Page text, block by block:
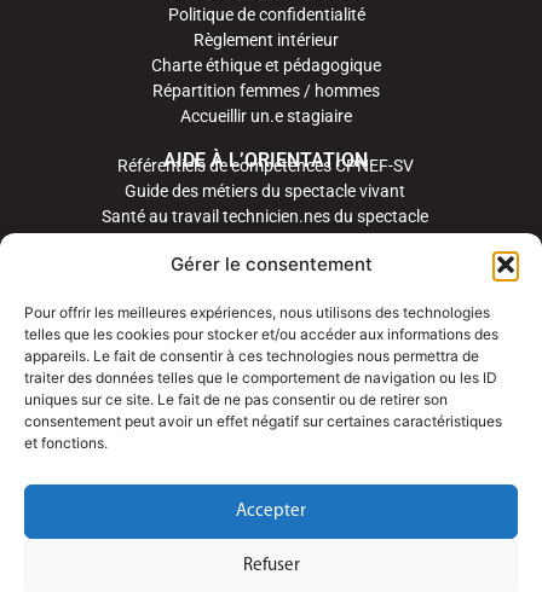
Gérer le consentement
Pour offrir les meilleures expériences, nous utilisons des technologies
telles que les cookies pour stocker et/ou accéder aux informations des
appareils. Le fait de consentir à ces technologies nous permettra de
traiter des données telles que le comportement de navigation ou les ID
uniques sur ce site. Le fait de ne pas consentir ou de retirer son
consentement peut avoir un effet négatif sur certaines caractéristiques
et fonctions.
Accepter
Refuser
Politique de confidentialité
Règlement intérieur
Charte éthique et pédagogique
Répartition femmes / hommes
Accueillir un.e stagiaire
AIDE À L’ORIENTATION
Référentiels de compétences CPNEF-SV
Guide des métiers du spectacle vivant
Santé au travail technicien.nes du spectacle